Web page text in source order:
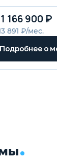
166 900 ₽
891 ₽/мес.
Подробнее о